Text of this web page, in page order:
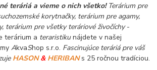
teráriá a vieme o nich všetko!Terárium pre
korytnačky, terárium pre agamy,
terárium pre všetky teráriové živočíchy-
terárium a teraristikunájdete v našej
AkvaShop s.r.o. Fascinujúce teráriá pre váš
HASON&HERIBANs 25 ročnou tradíciou.